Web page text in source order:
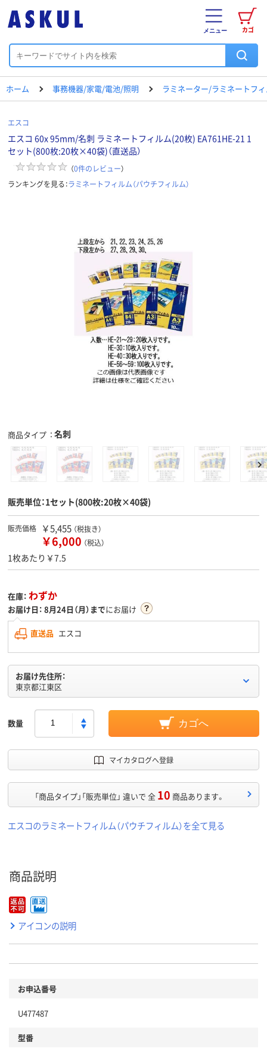
カゴ
メニュー
ホーム 事務機器/家電/電池/照明 ラミネーター/ラミネートフ
エスコ
エスコ 60x 95mm/名刺 ラミネートフィルム(20枚) EA761HE-21 1
セット(800枚:20枚×40袋)（直送品）
（0件のレビュー）
ランキングを見る：ラミネートフィルム（パウチフィルム）
商品タイプ 名刺
販売単位：1セット(800枚:20枚×40袋)
販売価格 ￥5,455 （税抜き）
￥6,000 （税込）
1枚あたり￥7.5
在庫： わずか
お届け日： 8月24日（月）までにお届け
直送品 エスコ
お届け先住所：
東京都江東区
数量 カゴへ
マイカタログへ登録
「商品タイプ」「販売単位」 違いで 全 10 商品あります。
エスコのラミネートフィルム（パウチフィルム）を全て見る
商品説明
アイコンの説明
お申込番号
U477487
型番